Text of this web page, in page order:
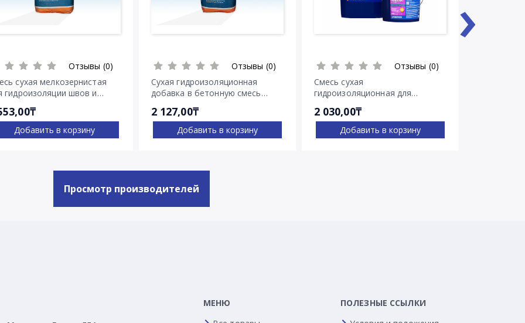
Отзывы (0)
сухая мелкозернистая
гидроизоляции швов и
Добавить в корзину
Отзывы (0)
Сухая гидроизоляционная
добавка в бетонную смесь
2 127,00₸
Добавить в корзину
Отзывы (0)
Смесь сухая
гидроизоляционная для
Пенеплаг
2 030,00₸
Добавить в корзину
›
Просмотр производителей
МЕНЮ
ПОЛЕЗНЫЕ ССЫЛКИ